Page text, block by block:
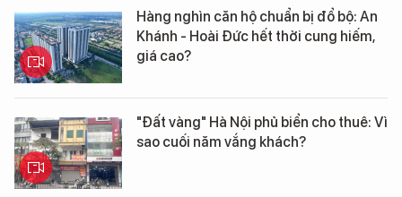
Hàng nghìn căn hộ chuẩn bị đổ bộ: An
Khánh - Hoài Đức hết thời cung hiếm,
giá cao?
"Đất vàng" Hà Nội phủ biển cho thuê: Vì
sao cuối năm vắng khách?